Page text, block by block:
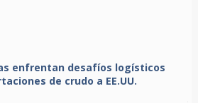
enfrentan desafíos logísticos
de crudo a EE.UU.